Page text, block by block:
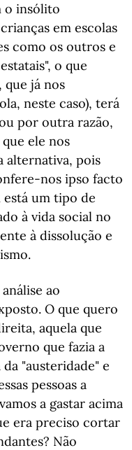
o insólito
em escolas
como os outros e
o que
que já nos
neste caso), terá
por outra razão,
ele nos
alternativa, pois
nos ipso facto
um tipo de
à vida social no
à dissolução e
ao
O que quero
aquela que
que fazia a
"austeridade" e
pessoas a
a gastar acima
era preciso cortar
Não